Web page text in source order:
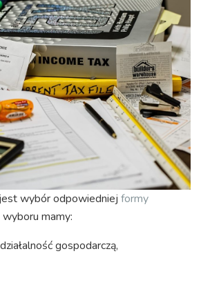
wybór odpowiedniej formy
mamy:
gospodarczą,